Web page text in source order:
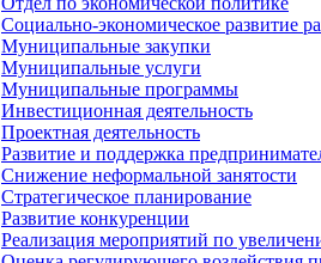
Социально-экономическое развитие
Муниципальные закупки
Муниципальные услуги
Муниципальные программы
Инвестиционная деятельность
Проектная деятельность
Развитие и поддержка
Снижение неформальной занятости
Стратегическое планирование
Развитие конкуренции
Реализация мероприятий по